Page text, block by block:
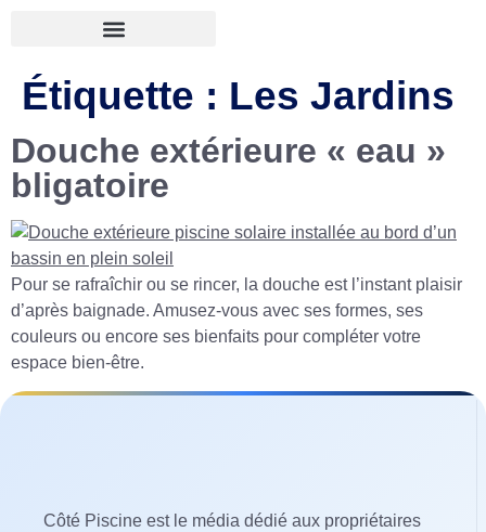
Étiquette : Les Jardins
Douche extérieure « eau »
bligatoire
Pour se rafraîchir ou se rincer, la douche est l’instant plaisir
d’après baignade. Amusez-vous avec ses formes, ses
couleurs ou encore ses bienfaits pour compléter votre
espace bien-être.
Côté Piscine est le média dédié aux propriétaires